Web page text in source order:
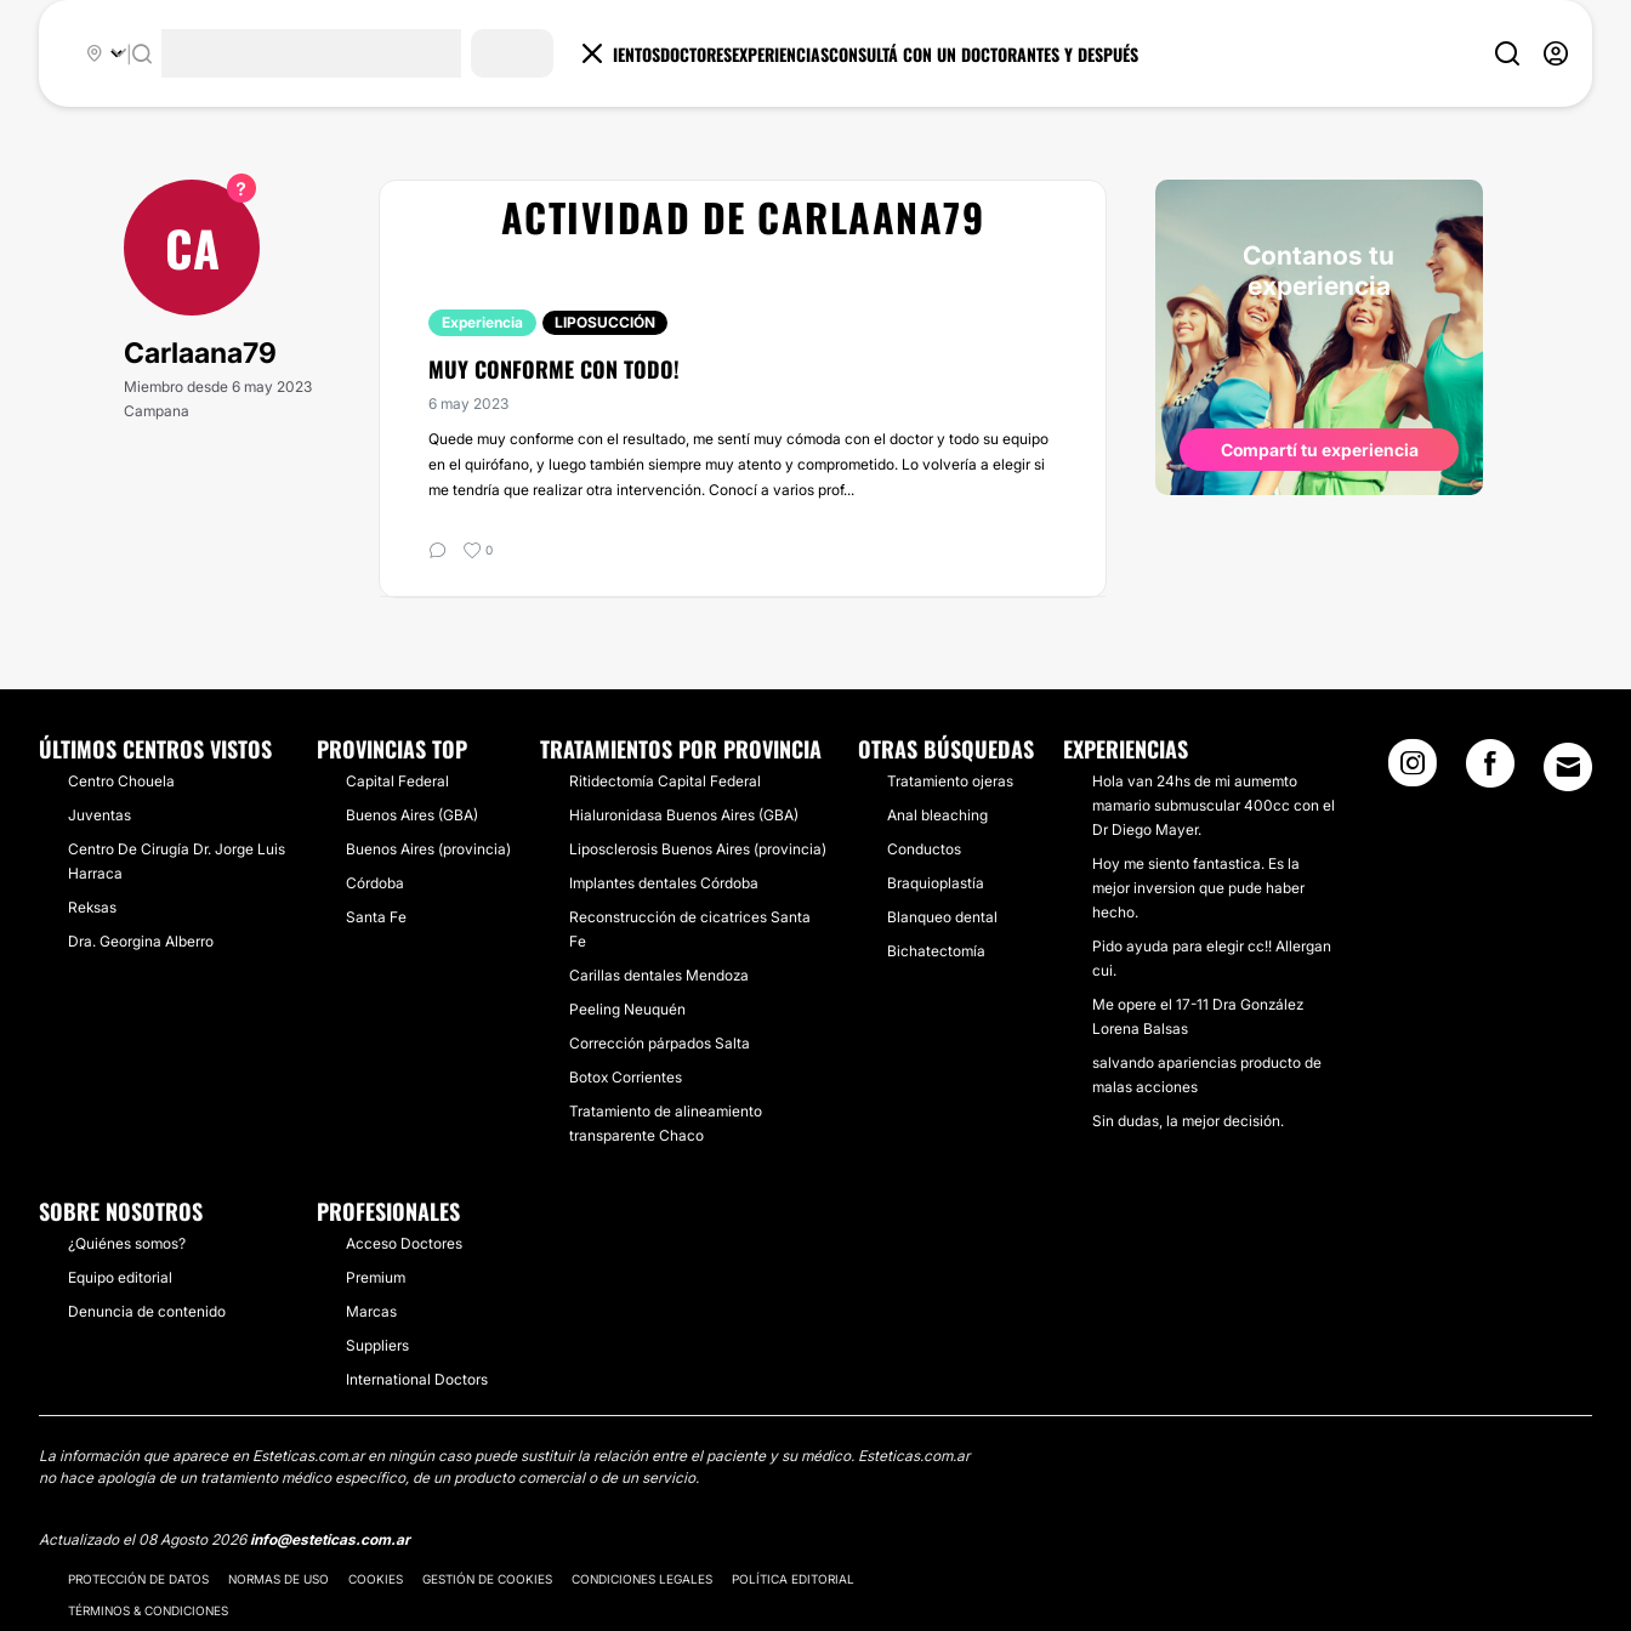
TRATAMIENTOSDOCTORESEXPERIENCIASCONSULTÁ CON UN DOCTORANTES Y DESPUÉS
|
CA
Carlaana79
Miembro desde 6 may 2023
Campana
ACTIVIDAD DE CARLAANA79
Experiencia LIPOSUCCIÓN
MUY CONFORME CON TODO!
6 may 2023
Quede muy conforme con el resultado, me sentí muy cómoda con el doctor y todo su equipo
en el quirófano, y luego también siempre muy atento y comprometido. Lo volvería a elegir si
me tendría que realizar otra intervención. Conocí a varios prof...
0
Contanos tu
experiencia
Compartí tu experiencia
ÚLTIMOS CENTROS VISTOS
Centro Chouela
Juventas
Centro De Cirugía Dr. Jorge Luis
Harraca
Reksas
Dra. Georgina Alberro
PROVINCIAS TOP
Capital Federal
Buenos Aires (GBA)
Buenos Aires (provincia)
Córdoba
Santa Fe
TRATAMIENTOS POR PROVINCIA
Ritidectomía Capital Federal
Hialuronidasa Buenos Aires (GBA)
Liposclerosis Buenos Aires (provincia)
Implantes dentales Córdoba
Reconstrucción de cicatrices Santa
Fe
Carillas dentales Mendoza
Peeling Neuquén
Corrección párpados Salta
Botox Corrientes
Tratamiento de alineamiento
transparente Chaco
OTRAS BÚSQUEDAS
Tratamiento ojeras
Anal bleaching
Conductos
Braquioplastía
Blanqueo dental
Bichatectomía
EXPERIENCIAS
Hola van 24hs de mi aumemto
mamario submuscular 400cc con el
Dr Diego Mayer.
Hoy me siento fantastica. Es la
mejor inversion que pude haber
hecho.
Pido ayuda para elegir cc!! Allergan
cui.
Me opere el 17-11 Dra González
Lorena Balsas
salvando apariencias producto de
malas acciones
Sin dudas, la mejor decisión.
SOBRE NOSOTROS
¿Quiénes somos?
Equipo editorial
Denuncia de contenido
PROFESIONALES
Acceso Doctores
Premium
Marcas
Suppliers
International Doctors
La información que aparece en Esteticas.com.ar en ningún caso puede sustituir la relación entre el paciente y su médico. Esteticas.com.ar
no hace apología de un tratamiento médico específico, de un producto comercial o de un servicio.
Actualizado el 08 Agosto 2026info@esteticas.com.ar
PROTECCIÓN DE DATOS NORMAS DE USO COOKIES GESTIÓN DE COOKIES CONDICIONES LEGALES POLÍTICA EDITORIAL
TÉRMINOS & CONDICIONES